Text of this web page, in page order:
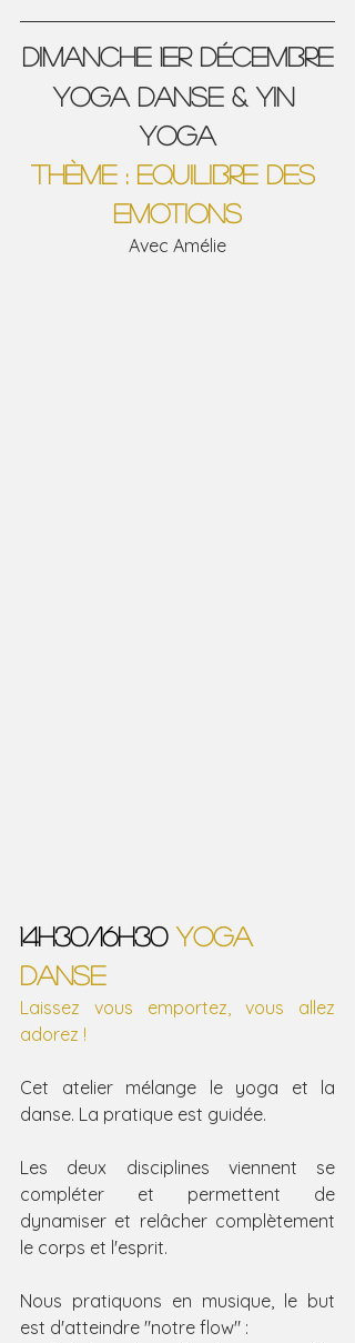
DIMANCHE 1er Décembre
Yoga Danse & Yin
Yoga
thème : EQUILIBRE DES
EMOTIONS
Avec Amélie
14h30/16h30 YOGA
DANSE
Laissez vous emportez, vous allez
adorez !
Cet atelier mélange le yoga et la
danse. La pratique est guidée.
Les deux disciplines viennent se
compléter et permettent de
dynamiser et relâcher complètement
le corps et l'esprit.
Nous pratiquons en musique, le but
est d'atteindre "notre flow" :